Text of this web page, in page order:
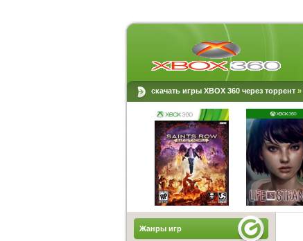
скачать игры XBOX 360 через торрент»
Жанры игр